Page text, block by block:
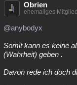
Obrien
ehemaliges Mitglied
@anybodyx
Somit kann es keine
(Wahrheit) geben .
Davon rede ich doch